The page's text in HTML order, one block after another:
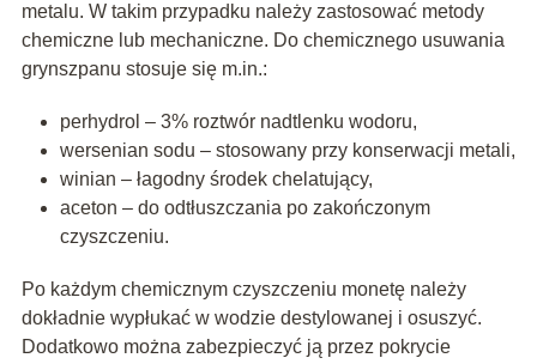
metalu. W takim przypadku należy zastosować metody
chemiczne lub mechaniczne. Do chemicznego usuwania
grynszpanu stosuje się m.in.:
perhydrol – 3% roztwór nadtlenku wodoru,
wersenian sodu – stosowany przy konserwacji metali,
winian – łagodny środek chelatujący,
aceton – do odtłuszczania po zakończonym
czyszczeniu.
Po każdym chemicznym czyszczeniu monetę należy
dokładnie wypłukać w wodzie destylowanej i osuszyć.
Dodatkowo można zabezpieczyć ją przez pokrycie